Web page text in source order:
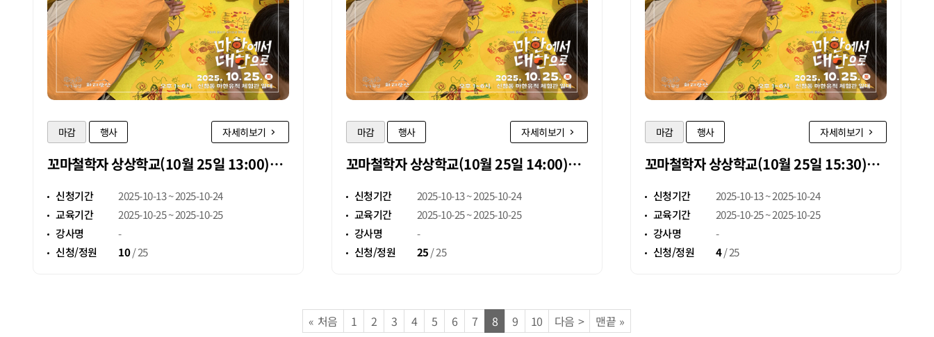
마감 행사
꼬마철학자 상상학교(10월 25일 13:00)
신청기간
2025-10-13 ~ 2025-10-24
교육기간
2025-10-25 ~ 2025-10-25
강사명
-
신청/정원
10/25
자세히보기 마감 행사
꼬마철학자 상상학교(10월 25일 14:00)
신청기간
2025-10-13 ~ 2025-10-24
교육기간
2025-10-25 ~ 2025-10-25
강사명
-
신청/정원
25/25
자세히보기 마감 행사
꼬마철학자 상상학교(10월 25일 15:30)
신청기간
2025-10-13 ~ 2025-10-24
교육기간
2025-10-25 ~ 2025-10-25
강사명
-
신청/정원
4/25
자세히보기
« 처음페이지
1 페이지
2페이지
3페이지
4페이지
5페이지
6페이지
7페이지열린
8페이지
9페이지
10페이지
다음 페이지
> 맨끝 페이지
»